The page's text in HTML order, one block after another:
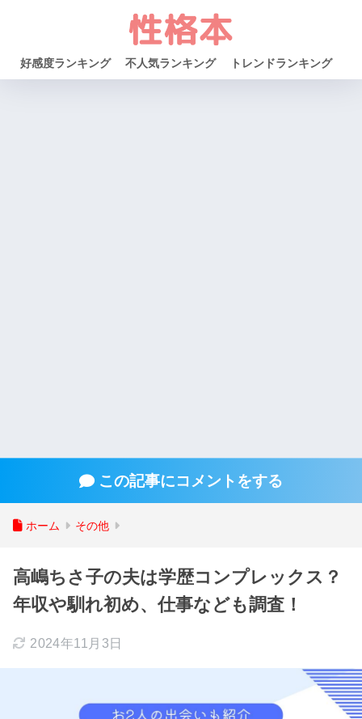
好感度ランキング 不人気ランキング トレンドランキング
この記事にコメントをする
ホーム その他
高嶋ちさ子の夫は学歴コンプレックス？
年収や馴れ初め、仕事なども調査！
2024年11月3日